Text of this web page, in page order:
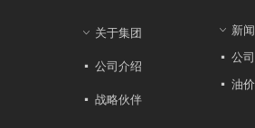
ꀁ 关于集团
넷 公司介绍
넷 战略伙伴
ꀁ 新
넷 公
넷 油